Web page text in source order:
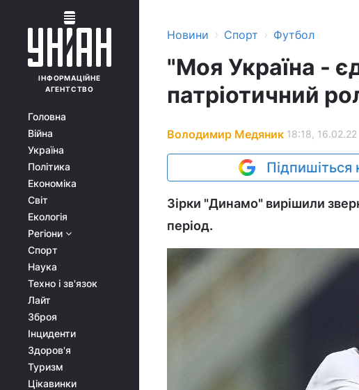
ІНФОРМАЦІЙНЕ
АГЕНТСТВО
Головна
Війна
Україна
Політика
Економіка
Світ
Екологія
Регіони
Спорт
Наука
Техно і зв'язок
Лайт
Зброя
Інциденти
Здоров'я
Туризм
Цікавинки
Новини › Спорт › Футбол
"Моя Україна -
патріотичний
Володимир Медяник 18:18, 16.02.22
Підпишіться
Зірки "Динамо" вирішили
період.